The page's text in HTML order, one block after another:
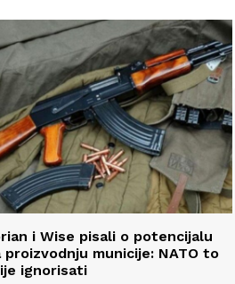
i Wise pisali o potencijalu
proizvodnju municije: NATO to
ignorisati